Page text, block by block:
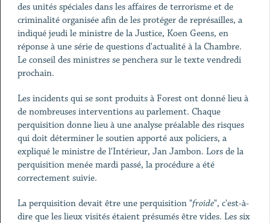
des unités spéciales dans les affaires de terrorisme et de
criminalité organisée afin de les protéger de représailles, a
indiqué jeudi le ministre de la Justice, Koen Geens, en
réponse à une série de questions d'actualité à la Chambre.
Le conseil des ministres se penchera sur le texte vendredi
prochain.
Les incidents qui se sont produits à Forest ont donné lieu à
de nombreuses interventions au parlement. Chaque
perquisition donne lieu à une analyse préalable des risques
qui doit déterminer le soutien apporté aux policiers, a
expliqué le ministre de l'Intérieur, Jan Jambon. Lors de la
perquisition menée mardi passé, la procédure a été
correctement suivie.
La perquisition devait être une perquisition "froide", c'est-à-
dire que les lieux visités étaient présumés être vides. Les six